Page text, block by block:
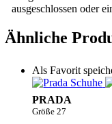
ausgeschlossen oder
Ähnliche
Als Favorit
PRADA
Größe 27